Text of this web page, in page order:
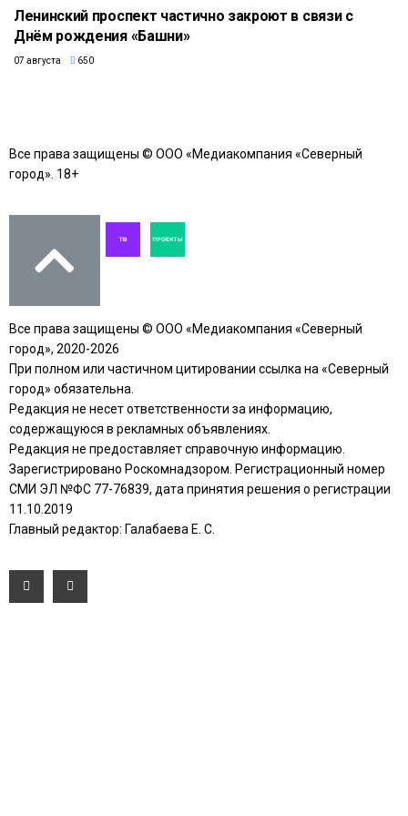
Ленинский проспект частично закроют в связи с
Днём рождения «Башни»
07 августа 650
Все права защищены © ООО «Медиакомпания «Северный
город». 18+
Все права защищены © ООО «Медиакомпания «Северный
город», 2020-2026
При полном или частичном цитировании ссылка на «Северный
город» обязательна.
Редакция не несет ответственности за информацию,
содержащуюся в рекламных объявлениях.
Редакция не предоставляет справочную информацию.
Зарегистрировано Роскомнадзором. Регистрационный номер
СМИ ЭЛ №ФС 77-76839, дата принятия решения о регистрации
11.10.2019
Главный редактор: Галабаева Е. С.